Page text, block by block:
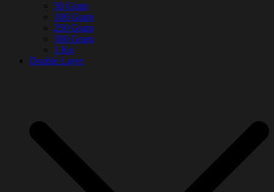
50 Gram
100 Gram
250 Gram
500 Gram
1 Kg
Double Layer